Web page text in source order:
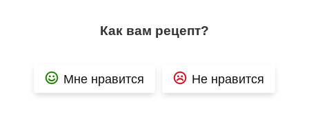
Как вам рецепт?
Мне нравится Не нравится